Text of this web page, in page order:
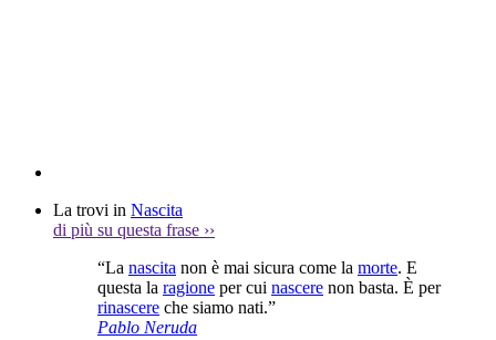
La trovi in Nascita
di più su questa frase ››
“La nascita non è mai sicura come la morte. E
questa la ragione per cui nascere non basta. È per
rinascere che siamo nati.”
Pablo Neruda